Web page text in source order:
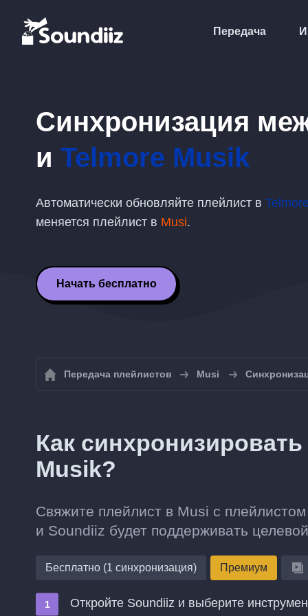
Передача
Синхронизация
и Telmore Musik
Автоматически обновляйте плейлист в
меняется плейлист в Musi.
Начать бесплатно
Передача плейлистов Musi
Как
Musik?
Свяжите плейлист в Musi с
и Soundiiz будет поддерживать
Бесплатно (1 синхронизация) Премиум
Откройте Soundiiz и выберите